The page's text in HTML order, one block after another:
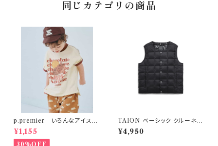
同じカテゴリの商品
p.premier いろんなアイスち
ょーだいグラフィックリンガーT
シャツ ブラウン
¥1,155
30%OFF
TAION ベーシック クルーネッ
ク インナーダウンベスト ブラッ
ク
¥4,950